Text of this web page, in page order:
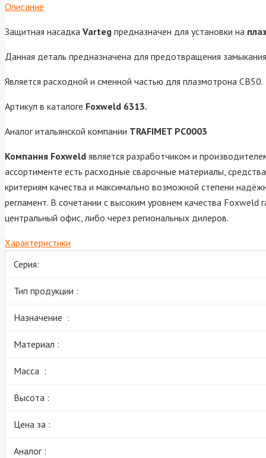
Описание
Защитная насадка Varteg предназначен для установки на
Данная деталь предназначена для предотвращения
Является расходной и сменной частью для плазмотрона СВ50.
Артикул в каталоге Foxweld 6313.
Аналог итальянской компании TRAFIMET PC0003
Компания Foxweld является разработчиком и
ассортименте есть расходные сварочные материалы,
критериям качества и максимально возможной степени
регламент. В сочетании с высоким уровнем качества
центральный офис, либо через региональных дилеров.
Характеристики
Серия:
Тип продукции :
Назначение :
Материал :
Масса :
Высота :
Цена за :
Аналог :